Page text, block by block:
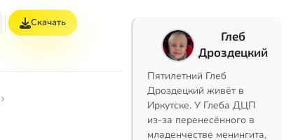
Скачать
Глеб
Дроздецкий
Пятилетний Глеб
Дроздецкий живёт в
Иркутске. У Глеба ДЦП
из-за перенесённого в
младенчестве менингита,